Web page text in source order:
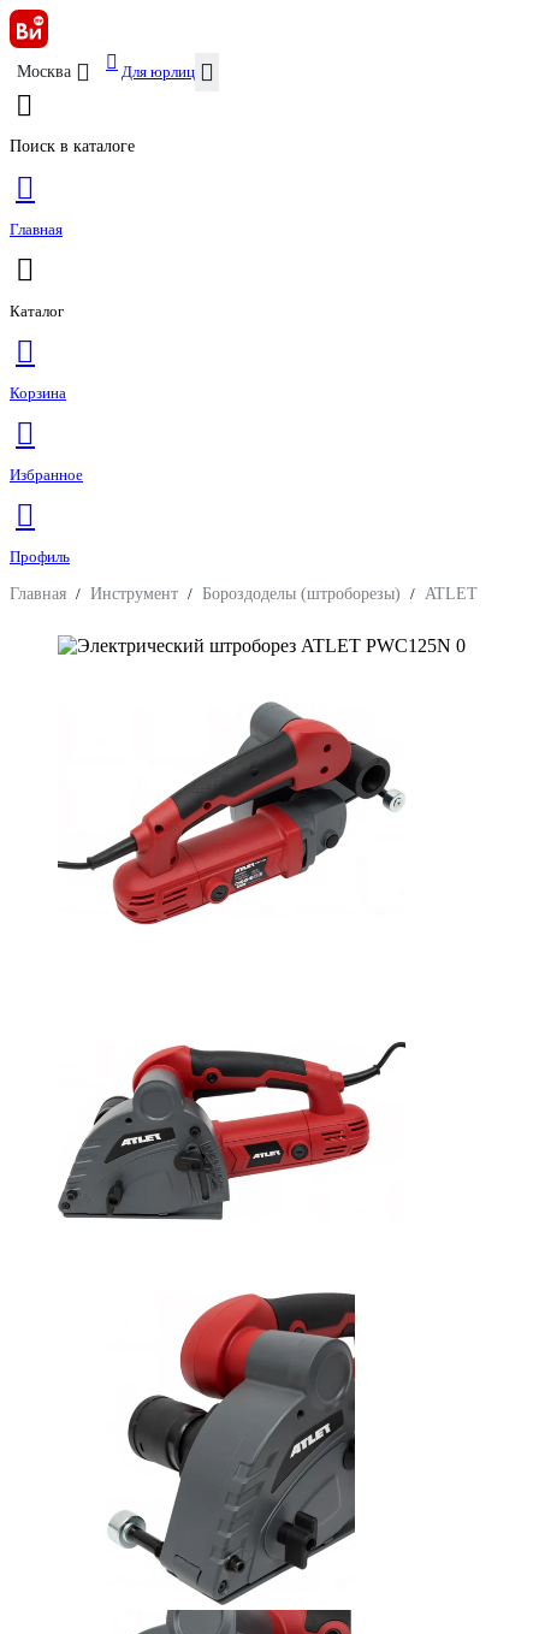
Москва Для юрлиц
Поиск в каталоге
Главная
Каталог
Корзина
Избранное
Профиль
Главная / Инструмент / Бороздоделы (штроборезы) / ATLET